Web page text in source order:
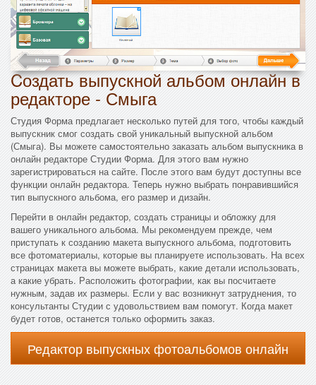
Cоздать выпускной альбом онлайн в
редакторе - Смыга
Студия Форма предлагает несколько путей для того, чтобы каждый
выпускник смог создать свой уникальный выпускной альбом
(Смыга). Вы можете самостоятельно заказать альбом выпускника в
онлайн редакторе Студии Форма. Для этого вам нужно
зарегистрироваться на сайте. После этого вам будут доступны все
функции онлайн редактора. Теперь нужно выбрать понравившийся
тип выпускного альбома, его размер и дизайн.
Перейти в онлайн редактор, создать страницы и обложку для
вашего уникального альбома. Мы рекомендуем прежде, чем
приступать к созданию макета выпускного альбома, подготовить
все фотоматериалы, которые вы планируете использовать. На всех
страницах макета вы можете выбрать, какие детали использовать,
а какие убрать. Расположить фотографии, как вы посчитаете
нужным, задав их размеры. Если у вас возникнут затруднения, то
консультанты Студии с удовольствием вам помогут. Когда макет
будет готов, останется только оформить заказ.
Редактор выпускных фотоальбомов онлайн